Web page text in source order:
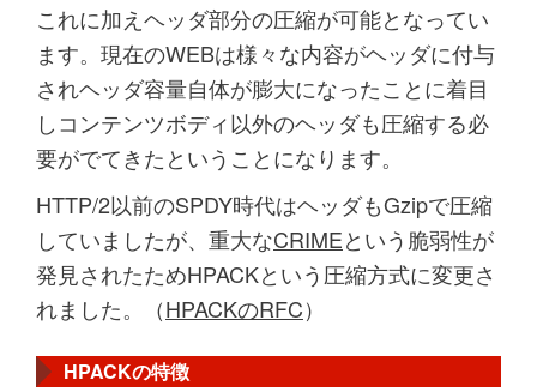
これに加えヘッダ部分の圧縮が可能となってい
ます。現在のWEBは様々な内容がヘッダに付与
されヘッダ容量自体が膨大になったことに着目
しコンテンツボディ以外のヘッダも圧縮する必
要がでてきたということになります。
HTTP/2以前のSPDY時代はヘッダもGzipで圧縮
していましたが、重大なCRIMEという脆弱性が
発見されたためHPACKという圧縮方式に変更さ
れました。（HPACKのRFC）
HPACKの特徴